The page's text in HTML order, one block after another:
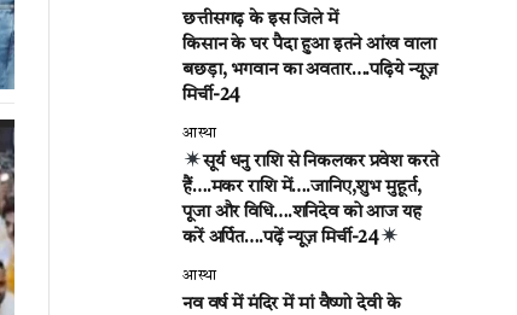
छत्तीसगढ़ के इस जिले में
किसान के घर पैदा हुआ इतने आंख वाला
बछड़ा, भगवान का अवतार….पढ़िये न्यूज़
मिर्ची-24
आस्था
सूर्य धनु राशि से निकलकर प्रवेश करते
हैं….मकर राशि में….जानिए,शुभ मुहूर्त,
पूजा और विधि….शनिदेव को आज यह
करें अर्पित….पढ़ें न्यूज़ मिर्ची-24
आस्था
नव वर्ष में मंदिर में मां वैष्णो देवी के